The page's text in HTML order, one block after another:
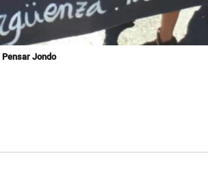
Pensar Jondo